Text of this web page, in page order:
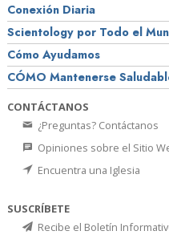
Conexión Diaria
Scientology por Todo el
Cómo Ayudamos
CÓMO Mantenerse
CONTÁCTANOS
¿Preguntas? Contáctanos
Opiniones sobre el Sitio
Encuentra una Iglesia
SUSCRÍBETE
Recibe el Boletín